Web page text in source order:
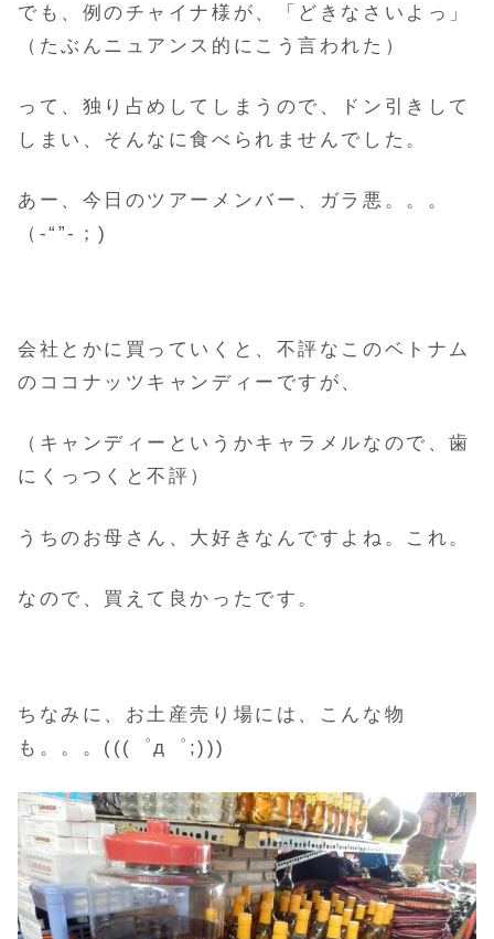
でも、例のチャイナ様が、「どきなさいよっ」
（たぶんニュアンス的にこう言われた）
って、独り占めしてしまうので、ドン引きして
しまい、そんなに食べられませんでした。
あー、今日のツアーメンバー、ガラ悪。。。
（-“”-；)
会社とかに買っていくと、不評なこのベトナム
のココナッツキャンディーですが、
（キャンディーというかキャラメルなので、歯
にくっつくと不評）
うちのお母さん、大好きなんですよね。これ。
なので、買えて良かったです。
ちなみに、お土産売り場には、こんな物
も。。。(((゜д゜;)))